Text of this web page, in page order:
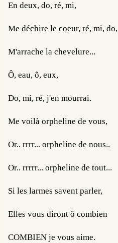
En deux, do, ré, mi,
Me déchire le coeur, ré, mi, do,
M'arrache la chevelure...
Ô, eau, ô, eux,
Do, mi, ré, j'en mourrai.
Me voilà orpheline de vous,
Or.. rrrr... orpheline de nous..
Or.. rrrrr... orpheline de tout...
Si les larmes savent parler,
Elles vous diront ô combien
COMBIEN je vous aime.